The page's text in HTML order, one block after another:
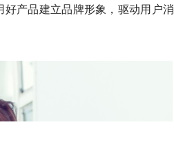
产品建立品牌形象，驱动用户消